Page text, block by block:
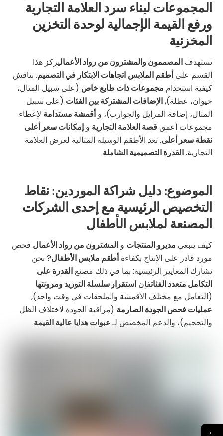
المجموعات لبناء سرد العلامة التجارية
ورفع القيمة الإجمالية لوحدة التخزين
المخزنية
تستهدفالمصممون والمشترون من رواد الأعماليركز هذا
القسم علىأطقم الملابس اتجاهات الابتكار في التصميم. نناقش
كيفية استخدام مجموعات ذات طابع خاص (على سبيل المثال،
حيوان، عطلة),الإضافات المشتركة بين الفئات (على سبيل
المثال، إضافة المرايل والجوارب)، وأقمشة مستدامة لإعطاء
مجموعات أعمققصة العلامة التجارية وإمكانات سعر أعلى
نقطة سعر أعلى. تعد الأطقم الوسيلة المثالية لعرض العلامة
التجارية.القدرة التصميمية الشاملة.
الموضوع: دليل شراكة الموردين: نقاط
التخصيص الرئيسية مع إحدى الشركات
المصنعة لملابس الأطفال
كيف ينبغي مديرو المنتجات والمشترون من رواد الأعمال فحص
مورد قادر على الإنتاج بكفاءةأطقم ملابس الأطفال? نحن
نشارك المعايير الرئيسية: بما في ذلك مصنعالقدرة على
التكامل متعدد الفئاتفإناستقرار سلسلة التوريد ومرونتها
(التعامل مع مختلف الأقمشة والملحقات في وقت واحد),
عمليات فحص الجودة الصارمة (مراقبة الجودة لاختلاف الظل
والتحجيم)، والدعم المخصص لـعبوات هدايا عالية القيمة.
←